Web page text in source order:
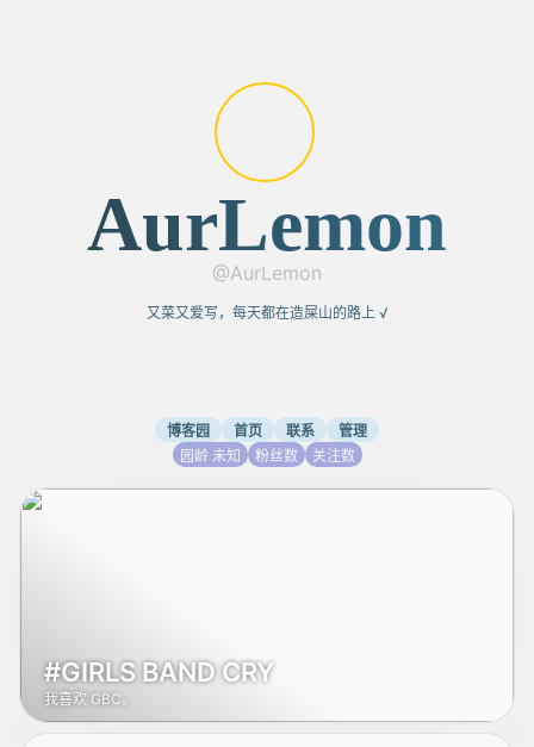
AurLemon
又菜又爱写，每天都在造屎山的路上 √
博客园 首页 联系
管理
园龄 未知
粉丝数 关注数
#GIRLS BAND CRY
我喜欢 GBC。